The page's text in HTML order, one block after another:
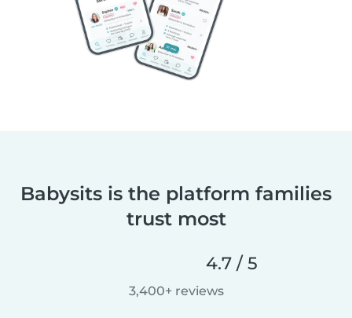
Babysits is the platform families
trust most
4.7 / 5
3,400+ reviews